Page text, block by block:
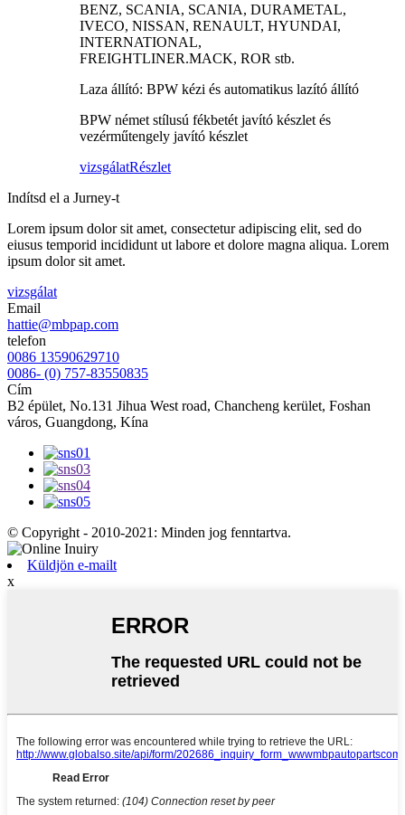
BENZ, SCANIA, SCANIA, DURAMETAL,
IVECO, NISSAN, RENAULT, HYUNDAI,
INTERNATIONAL,
FREIGHTLINER.MACK, ROR stb.
Laza állító: BPW kézi és automatikus lazító állító
BPW német stílusú fékbetét javító készlet és
vezérműtengely javító készlet
vizsgálatRészlet
Indítsd el a Jurney-t
Lorem ipsum dolor sit amet, consectetur adipiscing elit, sed do
eiusus temporid incididunt ut labore et dolore magna aliqua. Lorem
ipsum dolor sit amet.
vizsgálat
Email
hattie@mbpap.com
telefon
0086 13590629710
0086- (0) 757-83550835
Cím
B2 épület, No.131 Jihua West road, Chancheng kerület, Foshan
város, Guangdong, Kína
© Copyright - 2010-2021: Minden jog fenntartva.
Küldjön e-mailt
x